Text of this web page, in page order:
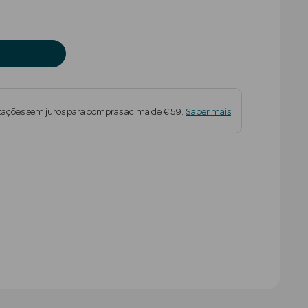
sem juros para compras acima de € 59. Saber mais